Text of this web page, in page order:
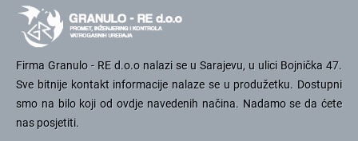
Firma Granulo - RE d.o.o nalazi se u Sarajevu, u ulici Bojnička 47.
Sve bitnije kontakt informacije nalaze se u produžetku. Dostupni
smo na bilo koji od ovdje navedenih načina. Nadamo se da ćete
nas posjetiti.